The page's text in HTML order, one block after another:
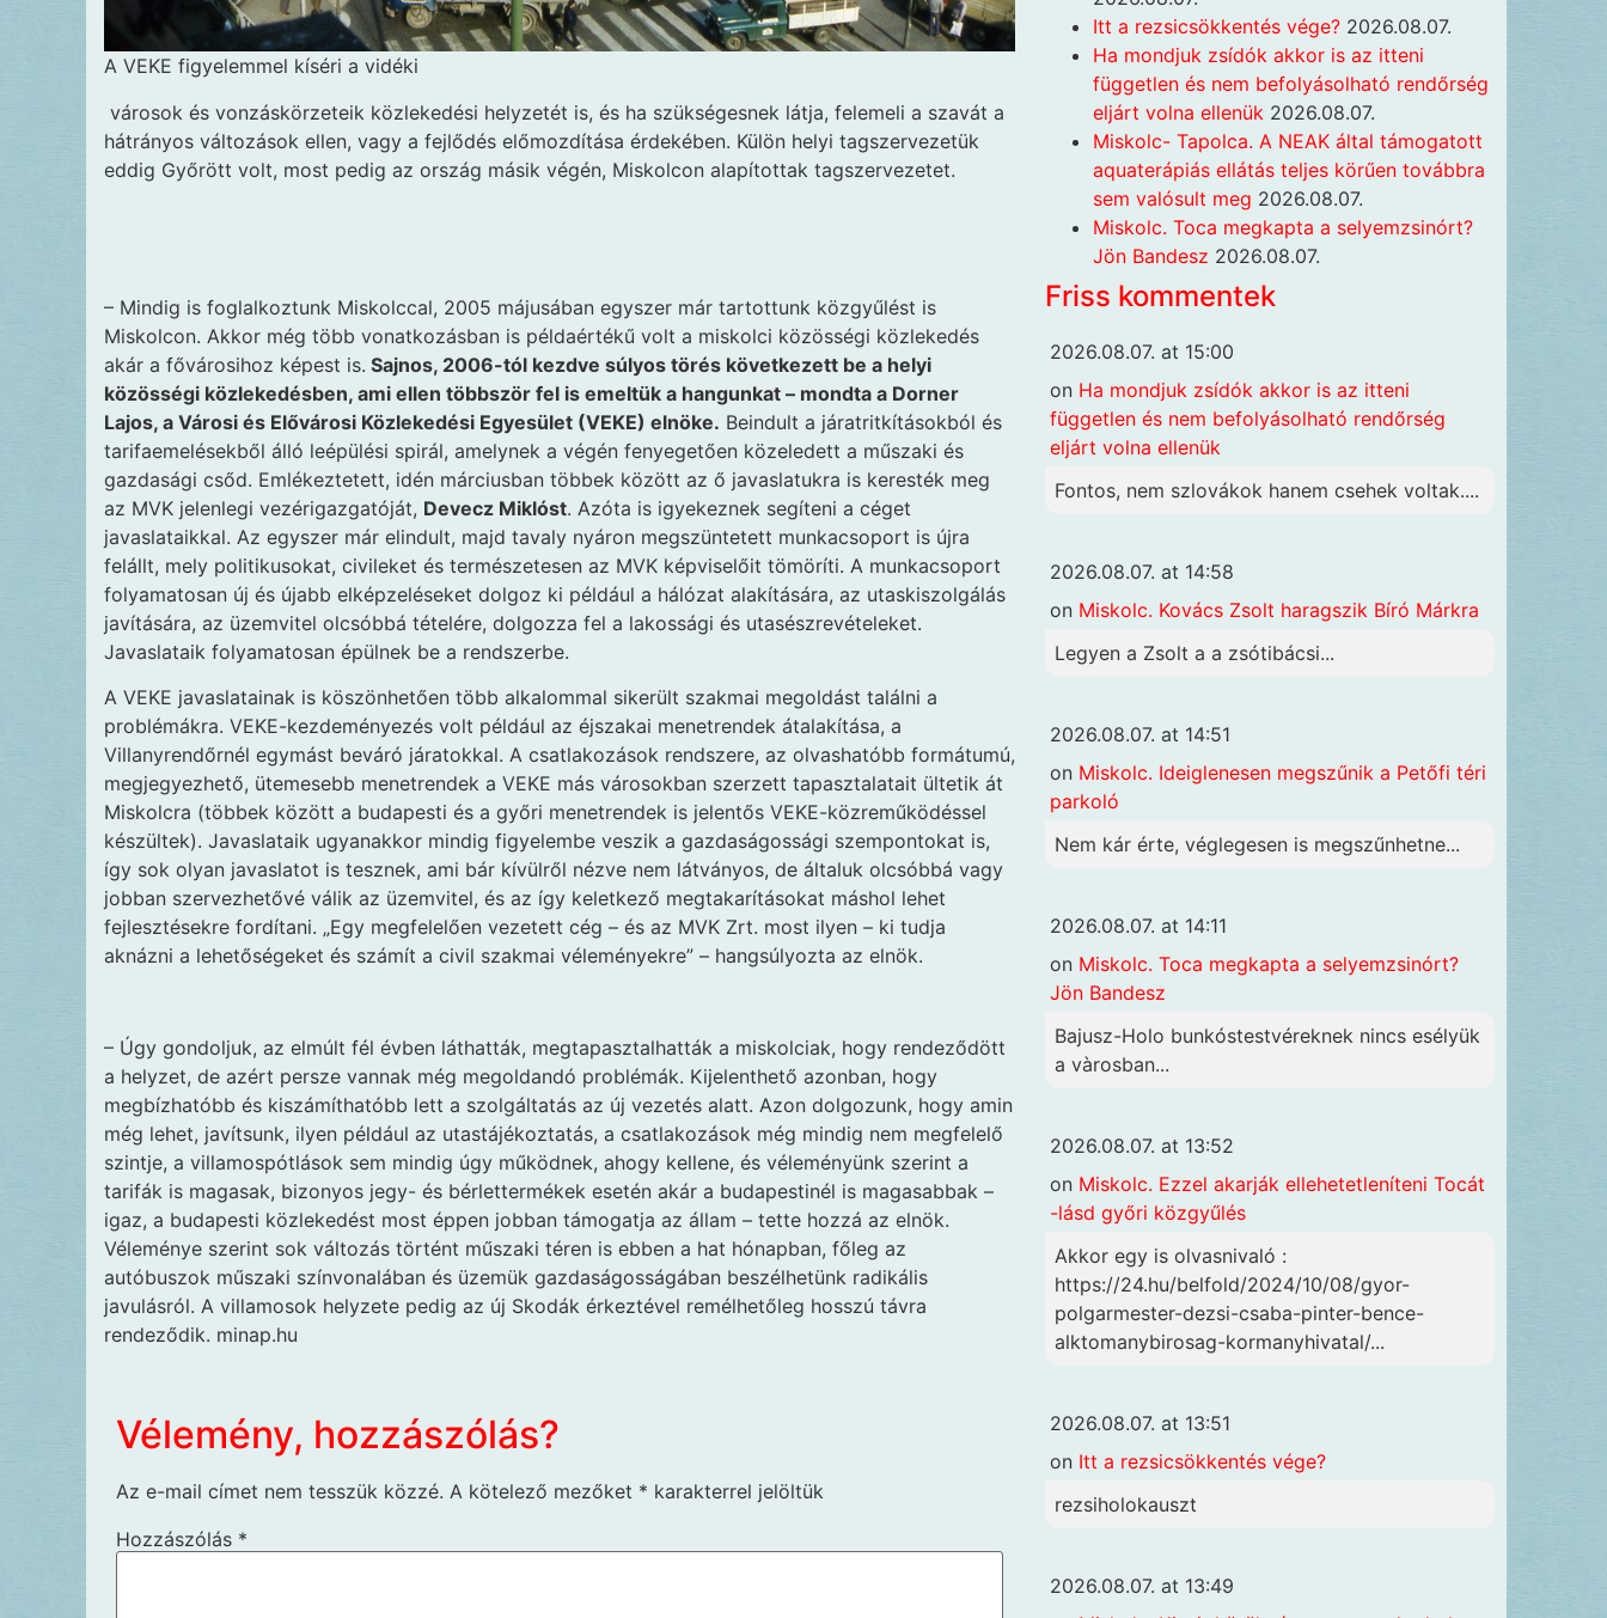
A VEKE figyelemmel kíséri a vidéki
városok és vonzáskörzeteik közlekedési helyzetét is, és ha szükségesnek látja, felemeli a szavát a
hátrányos változások ellen, vagy a fejlődés előmozdítása érdekében. Külön helyi tagszervezetük
eddig Győrött volt, most pedig az ország másik végén, Miskolcon alapítottak tagszervezetet.
– Mindig is foglalkoztunk Miskolccal, 2005 májusában egyszer már tartottunk közgyűlést is
Miskolcon. Akkor még több vonatkozásban is példaértékű volt a miskolci közösségi közlekedés
akár a fővárosihoz képest is. Sajnos, 2006-tól kezdve súlyos törés következett be a helyi
közösségi közlekedésben, ami ellen többször fel is emeltük a hangunkat – mondta a Dorner
Lajos, a Városi és Elővárosi Közlekedési Egyesület (VEKE) elnöke. Beindult a járatritkításokból és
tarifaemelésekből álló leépülési spirál, amelynek a végén fenyegetően közeledett a műszaki és
gazdasági csőd. Emlékeztetett, idén márciusban többek között az ő javaslatukra is keresték meg
az MVK jelenlegi vezérigazgatóját, Devecz Miklóst. Azóta is igyekeznek segíteni a céget
javaslataikkal. Az egyszer már elindult, majd tavaly nyáron megszüntetett munkacsoport is újra
felállt, mely politikusokat, civileket és természetesen az MVK képviselőit tömöríti. A munkacsoport
folyamatosan új és újabb elképzeléseket dolgoz ki például a hálózat alakítására, az utaskiszolgálás
javítására, az üzemvitel olcsóbbá tételére, dolgozza fel a lakossági és utasészrevételeket.
Javaslataik folyamatosan épülnek be a rendszerbe.
A VEKE javaslatainak is köszönhetően több alkalommal sikerült szakmai megoldást találni a
problémákra. VEKE-kezdeményezés volt például az éjszakai menetrendek átalakítása, a
Villanyrendőrnél egymást beváró járatokkal. A csatlakozások rendszere, az olvashatóbb formátumú,
megjegyezhető, ütemesebb menetrendek a VEKE más városokban szerzett tapasztalatait ültetik át
Miskolcra (többek között a budapesti és a győri menetrendek is jelentős VEKE-közreműködéssel
készültek). Javaslataik ugyanakkor mindig figyelembe veszik a gazdaságossági szempontokat is,
így sok olyan javaslatot is tesznek, ami bár kívülről nézve nem látványos, de általuk olcsóbbá vagy
jobban szervezhetővé válik az üzemvitel, és az így keletkező megtakarításokat máshol lehet
fejlesztésekre fordítani. „Egy megfelelően vezetett cég – és az MVK Zrt. most ilyen – ki tudja
aknázni a lehetőségeket és számít a civil szakmai véleményekre” – hangsúlyozta az elnök.
– Úgy gondoljuk, az elmúlt fél évben láthatták, megtapasztalhatták a miskolciak, hogy rendeződött
a helyzet, de azért persze vannak még megoldandó problémák. Kijelenthető azonban, hogy
megbízhatóbb és kiszámíthatóbb lett a szolgáltatás az új vezetés alatt. Azon dolgozunk, hogy amin
még lehet, javítsunk, ilyen például az utastájékoztatás, a csatlakozások még mindig nem megfelelő
szintje, a villamospótlások sem mindig úgy működnek, ahogy kellene, és véleményünk szerint a
tarifák is magasak, bizonyos jegy- és bérlettermékek esetén akár a budapestinél is magasabbak –
igaz, a budapesti közlekedést most éppen jobban támogatja az állam – tette hozzá az elnök.
Véleménye szerint sok változás történt műszaki téren is ebben a hat hónapban, főleg az
autóbuszok műszaki színvonalában és üzemük gazdaságosságában beszélhetünk radikális
javulásról. A villamosok helyzete pedig az új Skodák érkeztével remélhetőleg hosszú távra
rendeződik. minap.hu
Vélemény, hozzászólás?
Az e-mail címet nem tesszük közzé. A kötelező mezőket * karakterrel jelöltük
Hozzászólás *
Itt a rezsicsökkentés vége? 2026.08.07.
Ha mondjuk zsídók akkor is az itteni
független és nem befolyásolható rendőrség
eljárt volna ellenük 2026.08.07.
Miskolc- Tapolca. A NEAK által támogatott
aquaterápiás ellátás teljes körűen továbbra
sem valósult meg 2026.08.07.
Miskolc. Toca megkapta a selyemzsinórt?
Jön Bandesz 2026.08.07.
Friss kommentek
2026.08.07. at 15:00
on Ha mondjuk zsídók akkor is az itteni
független és nem befolyásolható rendőrség
eljárt volna ellenük
Fontos, nem szlovákok hanem csehek voltak....
2026.08.07. at 14:58
on Miskolc. Kovács Zsolt haragszik Bíró Márkra
Legyen a Zsolt a a zsótibácsi...
2026.08.07. at 14:51
on Miskolc. Ideiglenesen megszűnik a Petőfi téri
parkoló
Nem kár érte, véglegesen is megszűnhetne...
2026.08.07. at 14:11
on Miskolc. Toca megkapta a selyemzsinórt?
Jön Bandesz
Bajusz-Holo bunkóstestvéreknek nincs esélyük
a vàrosban...
2026.08.07. at 13:52
on Miskolc. Ezzel akarják ellehetetleníteni Tocát
-lásd győri közgyűlés
Akkor egy is olvasnivaló :
https://24.hu/belfold/2024/10/08/gyor-
polgarmester-dezsi-csaba-pinter-bence-
alktomanybirosag-kormanyhivatal/...
2026.08.07. at 13:51
on Itt a rezsicsökkentés vége?
rezsiholokauszt
2026.08.07. at 13:49